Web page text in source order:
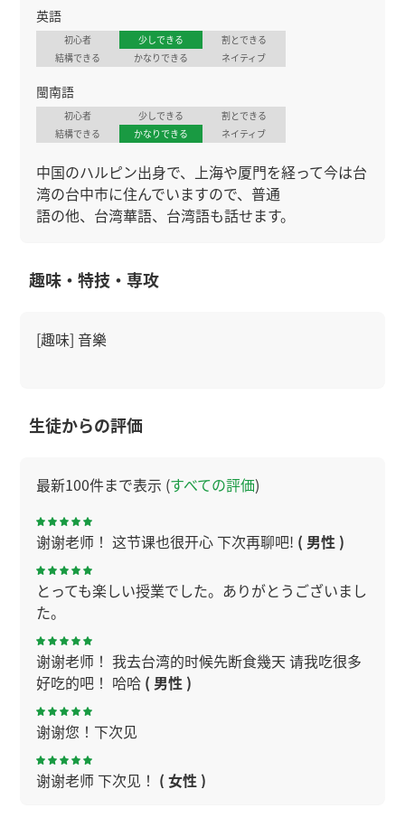
英語
初心者 少しできる
割とできる
結構できる
かなりできる ネイティブ
閩南語
初心者 少しできる
割とできる
結構できる
かなりできる ネイティブ
中国のハルピン出身で、上海や厦門を経って今は台
湾の台中市に住んでいますので、普通
語の他、台湾華語、台湾語も話せます。
趣味・特技・専攻
[趣味] 音樂
生徒からの評価
最新100件まで表示 (すべての評価)
谢谢老师！ 这节课也很开心 下次再聊吧! ( 男性 )
とっても楽しい授業でした。ありがとうございまし
た。
谢谢老师！ 我去台湾的时候先断食幾天 请我吃很多
好吃的吧！ 哈哈 ( 男性 )
谢谢您！下次见
谢谢老师 下次见！ ( 女性 )